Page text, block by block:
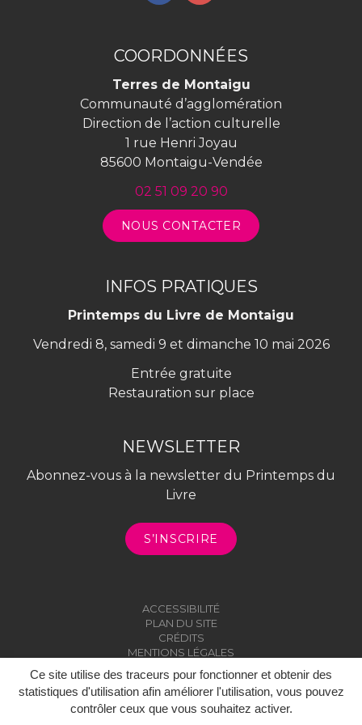
Ce site utilise des traceurs pour fonctionner et obtenir des
statistiques d'utilisation afin améliorer l'utilisation, vous pouvez
contrôler ceux que vous souhaitez activer.
compte
Facebook
compte
Instagram
COORDONNÉES
Terres de Montaigu
Communauté d’agglomération
Direction de l’action culturelle
1 rue Henri Joyau
85600 Montaigu-Vendée
02 51 09 20 90
NOUS CONTACTER
INFOS PRATIQUES
Printemps du Livre de Montaigu
Vendredi 8, samedi 9 et dimanche 10 mai 2026
Entrée gratuite
Restauration sur place
NEWSLETTER
Abonnez-vous à la newsletter du Printemps du
Livre
S’INSCRIRE
ACCESSIBILITÉ
PLAN DU SITE
CRÉDITS
MENTIONS LÉGALES